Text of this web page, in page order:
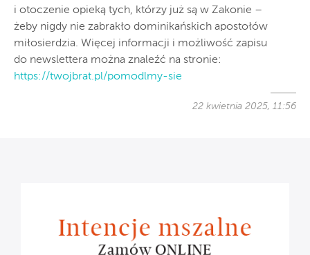
i otoczenie opieką tych, którzy już są w Zakonie –
żeby nigdy nie zabrakło dominikańskich apostołów
miłosierdzia. Więcej informacji i możliwość zapisu
do newslettera można znaleźć na stronie:
https://twojbrat.pl/pomodlmy-sie
22 kwietnia 2025, 11:56